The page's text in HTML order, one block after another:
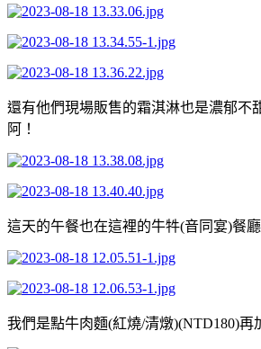
還有他們現場販售的霜淇淋也是濃郁不
阿！
這天的午餐也在這裡的牛牪(音同宴)餐
我們是點牛肉麵(紅燒/清燉)(NTD180)再